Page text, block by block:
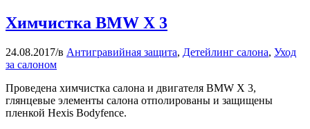
Химчистка BMW X 3
24.08.2017/в Антигравийная защита, Детейлинг салона, Уход
за салоном
Проведена химчистка салона и двигателя BMW X 3,
глянцевые элементы салона отполированы и защищены
пленкой Hexis Bodyfence.